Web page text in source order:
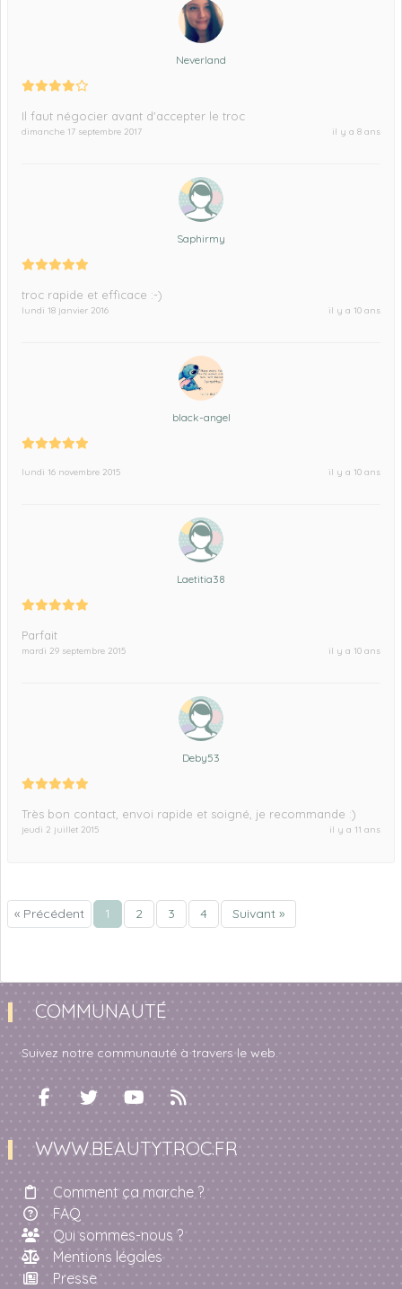
Neverland
Il faut négocier avant d'accepter le troc
dimanche 17 septembre 2017 il y a 8 ans
Saphirmy
troc rapide et efficace :-)
lundi 18 janvier 2016 il y a 10 ans
black-angel
lundi 16 novembre 2015 il y a 10 ans
Laetitia38
Parfait
mardi 29 septembre 2015 il y a 10 ans
Deby53
Très bon contact, envoi rapide et soigné, je recommande :)
jeudi 2 juillet 2015 il y a 11 ans
« Précédent 1 2 3 4 Suivant »
COMMUNAUTÉ
Suivez notre communauté à travers le web.
WWW.BEAUTYTROC.FR
Comment ça marche ?
FAQ
Qui sommes-nous ?
Mentions légales
Presse